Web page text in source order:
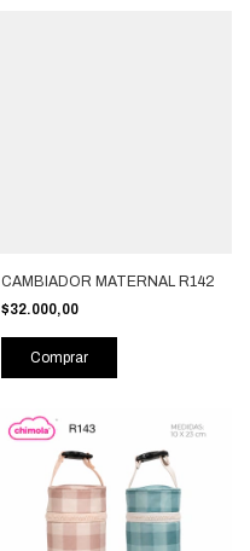
CAMBIADOR MATERNAL R142
$32.000,00
Comprar